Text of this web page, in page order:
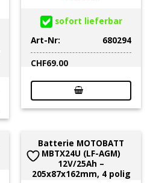
sofort lieferbar
Art-Nr:
680294
CHF69.00
Batterie MOTOBATT
MBTX24U (LF-AGM)
12V/25Ah –
205x87x162mm, 4 polig